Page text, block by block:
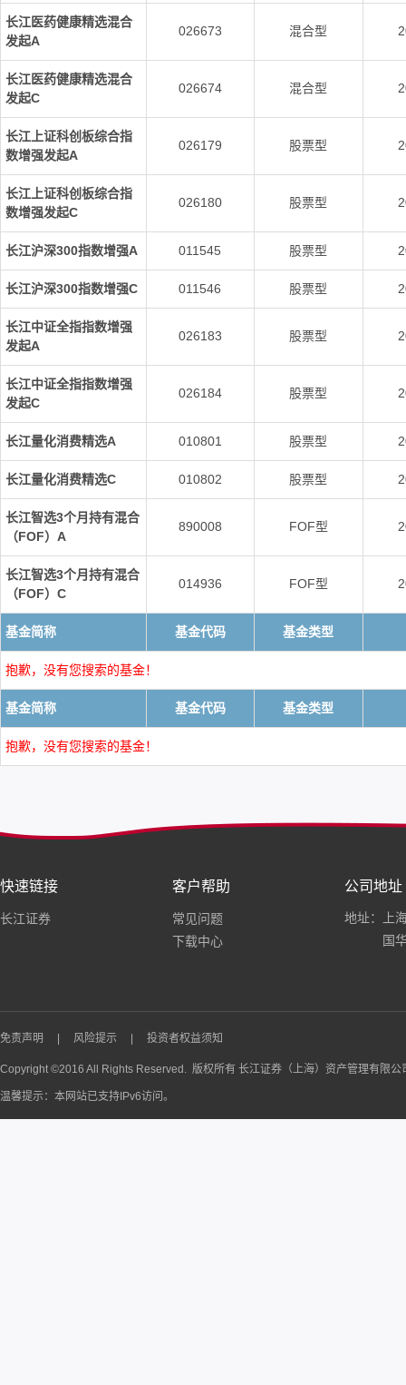
长江医药健康精选混合
发起A
026673 混合型
长江医药健康精选混合
发起C
026674 混合型
长江上证科创板综合指
数增强发起A
026179 股票型
长江上证科创板综合指
数增强发起C
026180 股票型
长江沪深300指数增强A 011545 股票型
长江沪深300指数增强C 011546 股票型
长江中证全指指数增强
发起A
026183 股票型
长江中证全指指数增强
发起C
026184 股票型
长江量化消费精选A 010801 股票型
长江量化消费精选C 010802 股票型
长江智选3个月持有混合
（FOF）A
890008 FOF型
长江智选3个月持有混合
（FOF）C
014936 FOF型
基金简称 基金代码 基金类型
抱歉，没有您搜索的基金！
基金简称 基金代码 基金类型
抱歉，没有您搜索的基金！
快速链接
长江证券
客户帮助
常见问题
下载中心
公司地址
地址：上
国
免责声明 风险提示 投资者权益须知
Copyright ©2016 All Rights Reserved. 版权所有 长江证券（上海）资产管理有限
温馨提示：本网站已支持IPv6访问。